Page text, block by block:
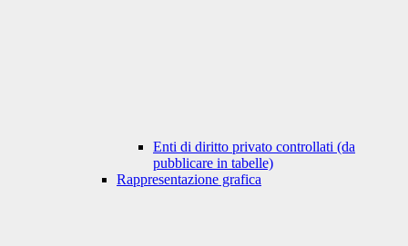
Enti di diritto privato controllati (da
pubblicare in tabelle)
Rappresentazione grafica